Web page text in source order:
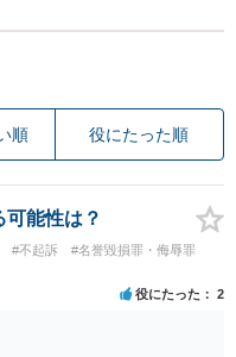
順 役にたった順
能性は？
#不起訴
#名誉毀損罪・侮辱罪
役にたった 2